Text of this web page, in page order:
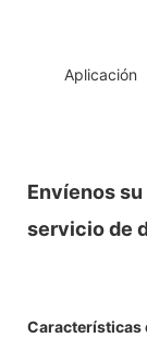
Aplicación
Envíenos
servicio de
Características